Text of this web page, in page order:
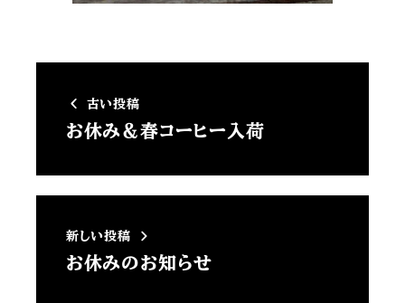
古い投稿
お休み＆春コーヒー入荷
新しい投稿
お休みのお知らせ